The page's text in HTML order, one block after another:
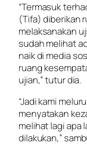
“Termasuk
(Tifa) diberikan
melaksanakan
sudah melihat
naik di media
ruang
ujian,” tutur dia.
“Jadi kami
menyatakan
melihat lagi apa
dilakukan,”